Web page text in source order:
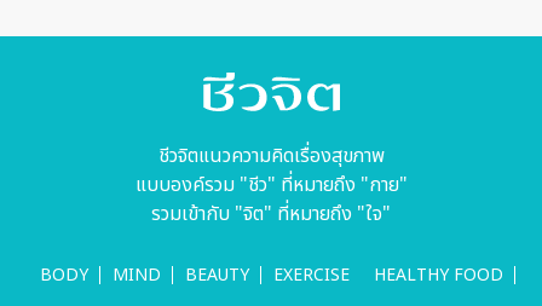
ชีวจิตแนวความคิดเรื่องสุขภาพ
แบบองค์รวม "ชีว" ที่หมายถึง "กาย"
รวมเข้ากับ "จิต" ที่หมายถึง "ใจ"
BODY MIND BEAUTY EXERCISE
HEALTHY FOOD